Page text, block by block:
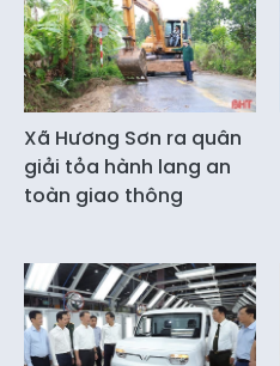
Xã Hương Sơn ra quân
giải tỏa hành lang an
toàn giao thông